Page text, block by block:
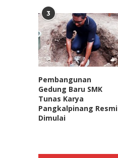
3
Pembangunan
Gedung Baru SMK
Tunas Karya
Pangkalpinang Resmi
Dimulai